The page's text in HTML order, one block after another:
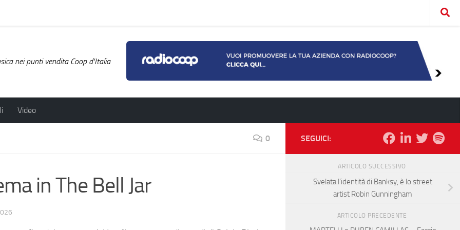
nei punti vendita Coop d'Italia
Video
0
in The Bell Jar
SEGUICI:
ARTICOLO SUCCESSIVO
Svelata l’identità di Banksy, è lo street
artist Robin Gunningham
ARTICOLO PRECEDENTE